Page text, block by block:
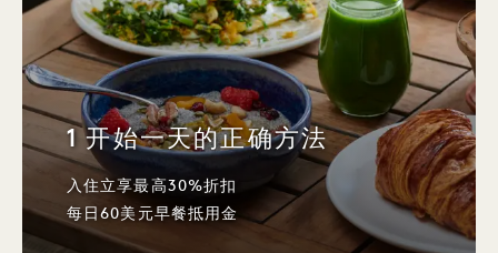
1 开始一天的正确方法
入住立享最高30%折扣
每日60美元早餐抵用金